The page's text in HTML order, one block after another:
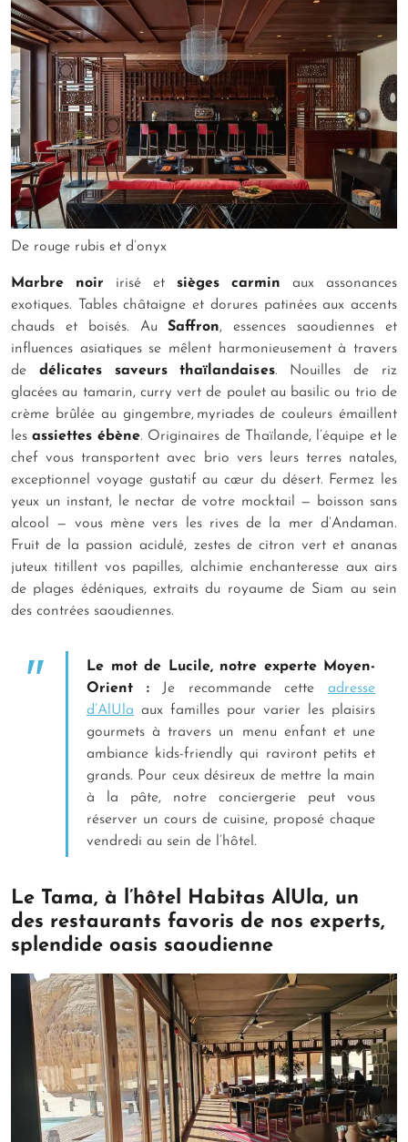
De rouge rubis et d’onyx
Marbre noir irisé et sièges carmin aux assonances
exotiques. Tables châtaigne et dorures patinées aux accents
chauds et boisés. AuSaffron, essences saoudiennes et
influences asiatiques se mêlent harmonieusement à travers
de délicates saveurs thaïlandaises. Nouilles de riz
glacées au tamarin, curry vert de poulet au basilic ou trio de
crème brûlée au gingembre, myriades de couleurs émaillent
lesassiettes ébène. Originaires de Thaïlande, l’équipe et le
chef vous transportent avec brio vers leurs terres natales,
exceptionnel voyage gustatif au cœur du désert. Fermez les
yeux un instant, le nectar de votre mocktail — boisson sans
alcool — vous mène vers les rives de la mer d’Andaman.
Fruit de la passion acidulé, zestes de citron vert et ananas
juteux titillent vos papilles, alchimie enchanteresse aux airs
de plages édéniques, extraits du royaume de Siam au sein
des contrées saoudiennes.
Le mot de Lucile, notre experte Moyen-
Orient :
Je recommande cetteadresse
d’AlUla aux familles pour varier les plaisirs
gourmets à travers un menu enfant et une
ambiance kids-friendly qui raviront petits et
grands. Pour ceux désireux de mettre la main
à la pâte, notre conciergerie peut vous
réserver un cours de cuisine, proposé chaque
vendredi au sein de l’hôtel.
Le Tama, à l’hôtel Habitas AlUla, un
des restaurants favoris de nos experts,
splendide oasis saoudienne